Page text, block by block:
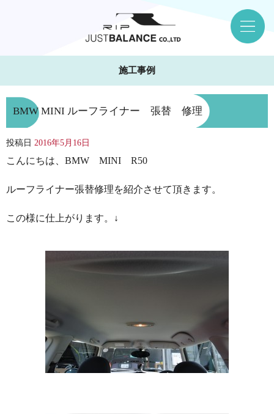
施工事例
BMW MINI ルーフライナー 張替 修理
投稿日 2016年5月16日
こんにちは、BMW MINI R50
ルーフライナー張替修理を紹介させて頂きます。
この様に仕上がります。↓